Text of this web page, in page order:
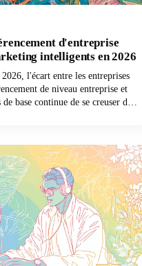
d'entreprise
intelligents en 2026
l'écart entre les entreprises
de niveau entreprise et
base continue de se creuser de